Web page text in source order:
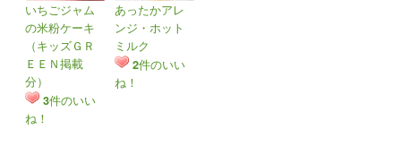
いちごジャム
の米粉ケーキ
（キッズＧＲ
ＥＥＮ掲載
分）
3件のいい
ね！
あったかアレ
ンジ・ホット
ミルク
2件のいい
ね！